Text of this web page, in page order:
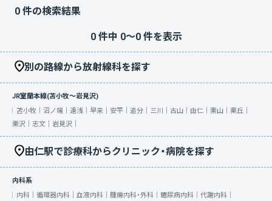
0 件の検索結果
0件中 0〜0件を表示
別の路線から放射線科を探す
JR室蘭本線(苫小牧～岩見沢)
苫小牧｜ 沼ノ端｜ 遠浅｜ 早来｜ 安平｜ 追分｜ 三川｜ 古山｜ 由仁｜ 栗山｜ 栗丘｜
栗沢｜ 志文｜ 岩見沢｜
由仁駅で診療科からクリニック・病院を探す
内科系
内科｜ 循環器内科｜ 血液内科｜ 腫瘍内科・外科｜ 糖尿病内科｜ 代謝内科｜